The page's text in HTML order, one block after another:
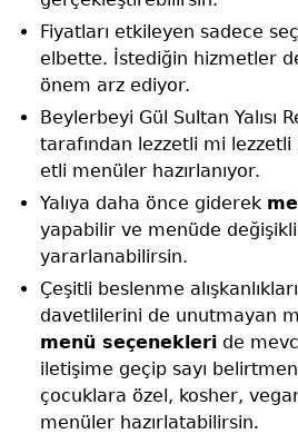
Fiyatları etkileyen sadece
elbette. İstediğin hizmetler
önem arz ediyor.
Beylerbeyi Gül Sultan Yalısı
tarafından lezzetli mi lezzetli
etli menüler hazırlanıyor.
Yalıya daha önce giderek
yapabilir ve menüde
yararlanabilirsin.
Çeşitli beslenme
davetlilerini de unutmayan
menü seçenekleri de
iletişime geçip sayı
çocuklara özel, kosher,
menüler hazırlatabilirsin.